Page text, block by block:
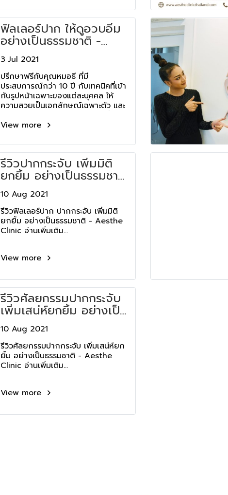
ฟิลเลอร์ปาก ให้ดูอวบอิ่ม
อย่างเป็นธรรมชาติ -
Aesthe Clinic
3 Jul 2021
ปรึกษาฟรีกับคุณหมอธี ที่มี
ประสบการณ์กว่า 10 ปี กับเทคนิคที่เข้า
กับรูปหน้าเฉพาะของแต่ละบุคคล ให้
ความสวยเป็นเอกลักษณ์เฉพาะตัว และ
สเธ่คลินิก
View more
รีวิวปากกระจับ เพิ่มมิติ
ยกยิ้ม อย่างเป็นธรรมชาติ
- Aesthe Clinic
10 Aug 2021
รีวิวฟิลเลอร์ปาก ปากกระจับ เพิ่มมิติ
ยกยิ้ม อย่างเป็นธรรมชาติ - Aesthe
Clinic อ่านเพิ่มเติม...
View more
รีวิวศัลยกรรมปากกระจับ
เพิ่มเสน่ห์ยกยิ้ม อย่างเป็น
ธรรมชาติ - Aesthe
Clinic
10 Aug 2021
รีวิวศัลยกรรมปากกระจับ เพิ่มเสน่ห์ยก
ยิ้ม อย่างเป็นธรรมชาติ - Aesthe
Clinic อ่านเพิ่มเติม...
View more